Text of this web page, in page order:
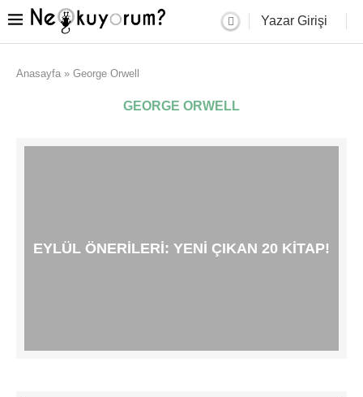
Yazar Girişi
Anasayfa » George Orwell
GEORGE ORWELL
EYLÜL ÖNERILERI: YENI ÇIKAN 20 KITAP!